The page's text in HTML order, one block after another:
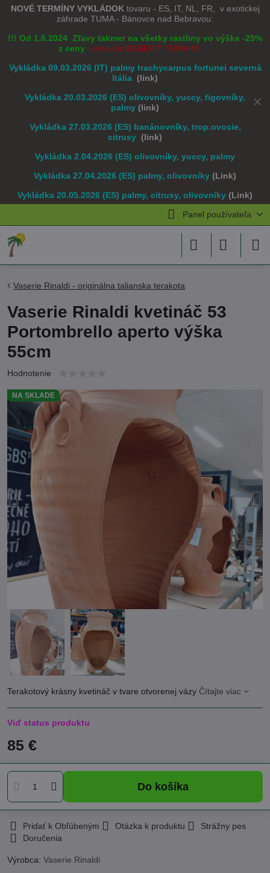
✕
NOVÉ TERMÍNY VYKLÁDOK tovaru - ES, IT, NL, FR, v exotickej
záhrade TUMA - Bánovce nad Bebravou:
!!! Od 1.6.2024 Zľavy takmer na všetky rastliny vo výške -25%
z ceny - viac viz BENEFIT TUMA !!!
Vykládka 09.03.2026 (IT) palmy trachycarpus fortunei severná
Itália (link)
Vykládka 20.03.2026 (ES) olivovníky, yuccy, figovníky,
palmy (link)
Vykládka 27.03.2026 (ES) banánovníky, trop.ovocie,
citrusy (link)
Vykládka 2.04.2026 (ES) olivovníky, yuccy, palmy
Vykládka 27.04.2026 (ES) palmy, olivovníky (Link)
Vykládka 20.05.2026 (ES) palmy, citrusy, olivovníky (Link)
Panel používateľa
NA SKLADE
Vaserie Rinaldi - originálna talianska terakota
Vaserie Rinaldi kvetináč 53
Portombrello aperto výška
55cm
Hodnotenie
Terakotový krásny kvetináč v tvare otvorenej vázy Čítajte viac
Viď status produktu
85 €
Do košíka
Pridať k Obľúbeným Otázka k produktu
Strážny pes
Doručenia
Výrobca: Vaserie Rinaldi